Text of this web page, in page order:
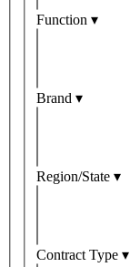
Function ▾
Brand ▾
Region/State ▾
Contract Type ▾